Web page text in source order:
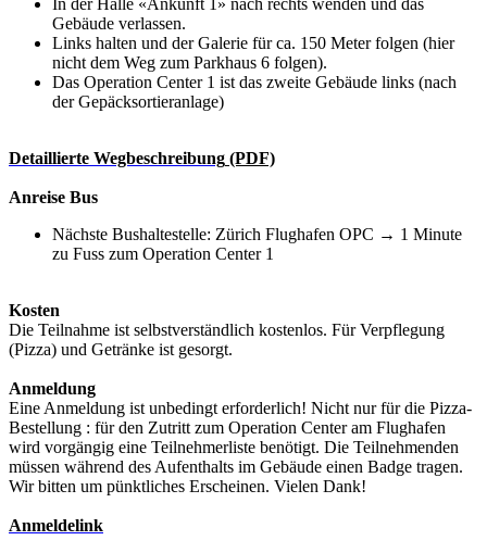
Gebäude verlassen.
Links halten und der Galerie für ca. 150 Meter folgen (hier
nicht dem Weg zum Parkhaus 6 folgen).
Das Operation Center 1 ist das zweite Gebäude links (nach
der Gepäcksortieranlage)
Detaillierte Wegbeschreibung (PDF)
Anreise Bus
Nächste Bushaltestelle: Zürich Flughafen OPC → 1 Minute
zu Fuss zum Operation Center 1
Kosten
Die Teilnahme ist selbstverständlich kostenlos. Für Verpflegung
(Pizza) und Getränke ist gesorgt.
Anmeldung
Eine Anmeldung ist unbedingt erforderlich! Nicht nur für die Pizza-
Bestellung : für den Zutritt zum Operation Center am Flughafen
wird vorgängig eine Teilnehmerliste benötigt. Die Teilnehmenden
müssen während des Aufenthalts im Gebäude einen Badge tragen.
Wir bitten um pünktliches Erscheinen. Vielen Dank!
Anmeldelink